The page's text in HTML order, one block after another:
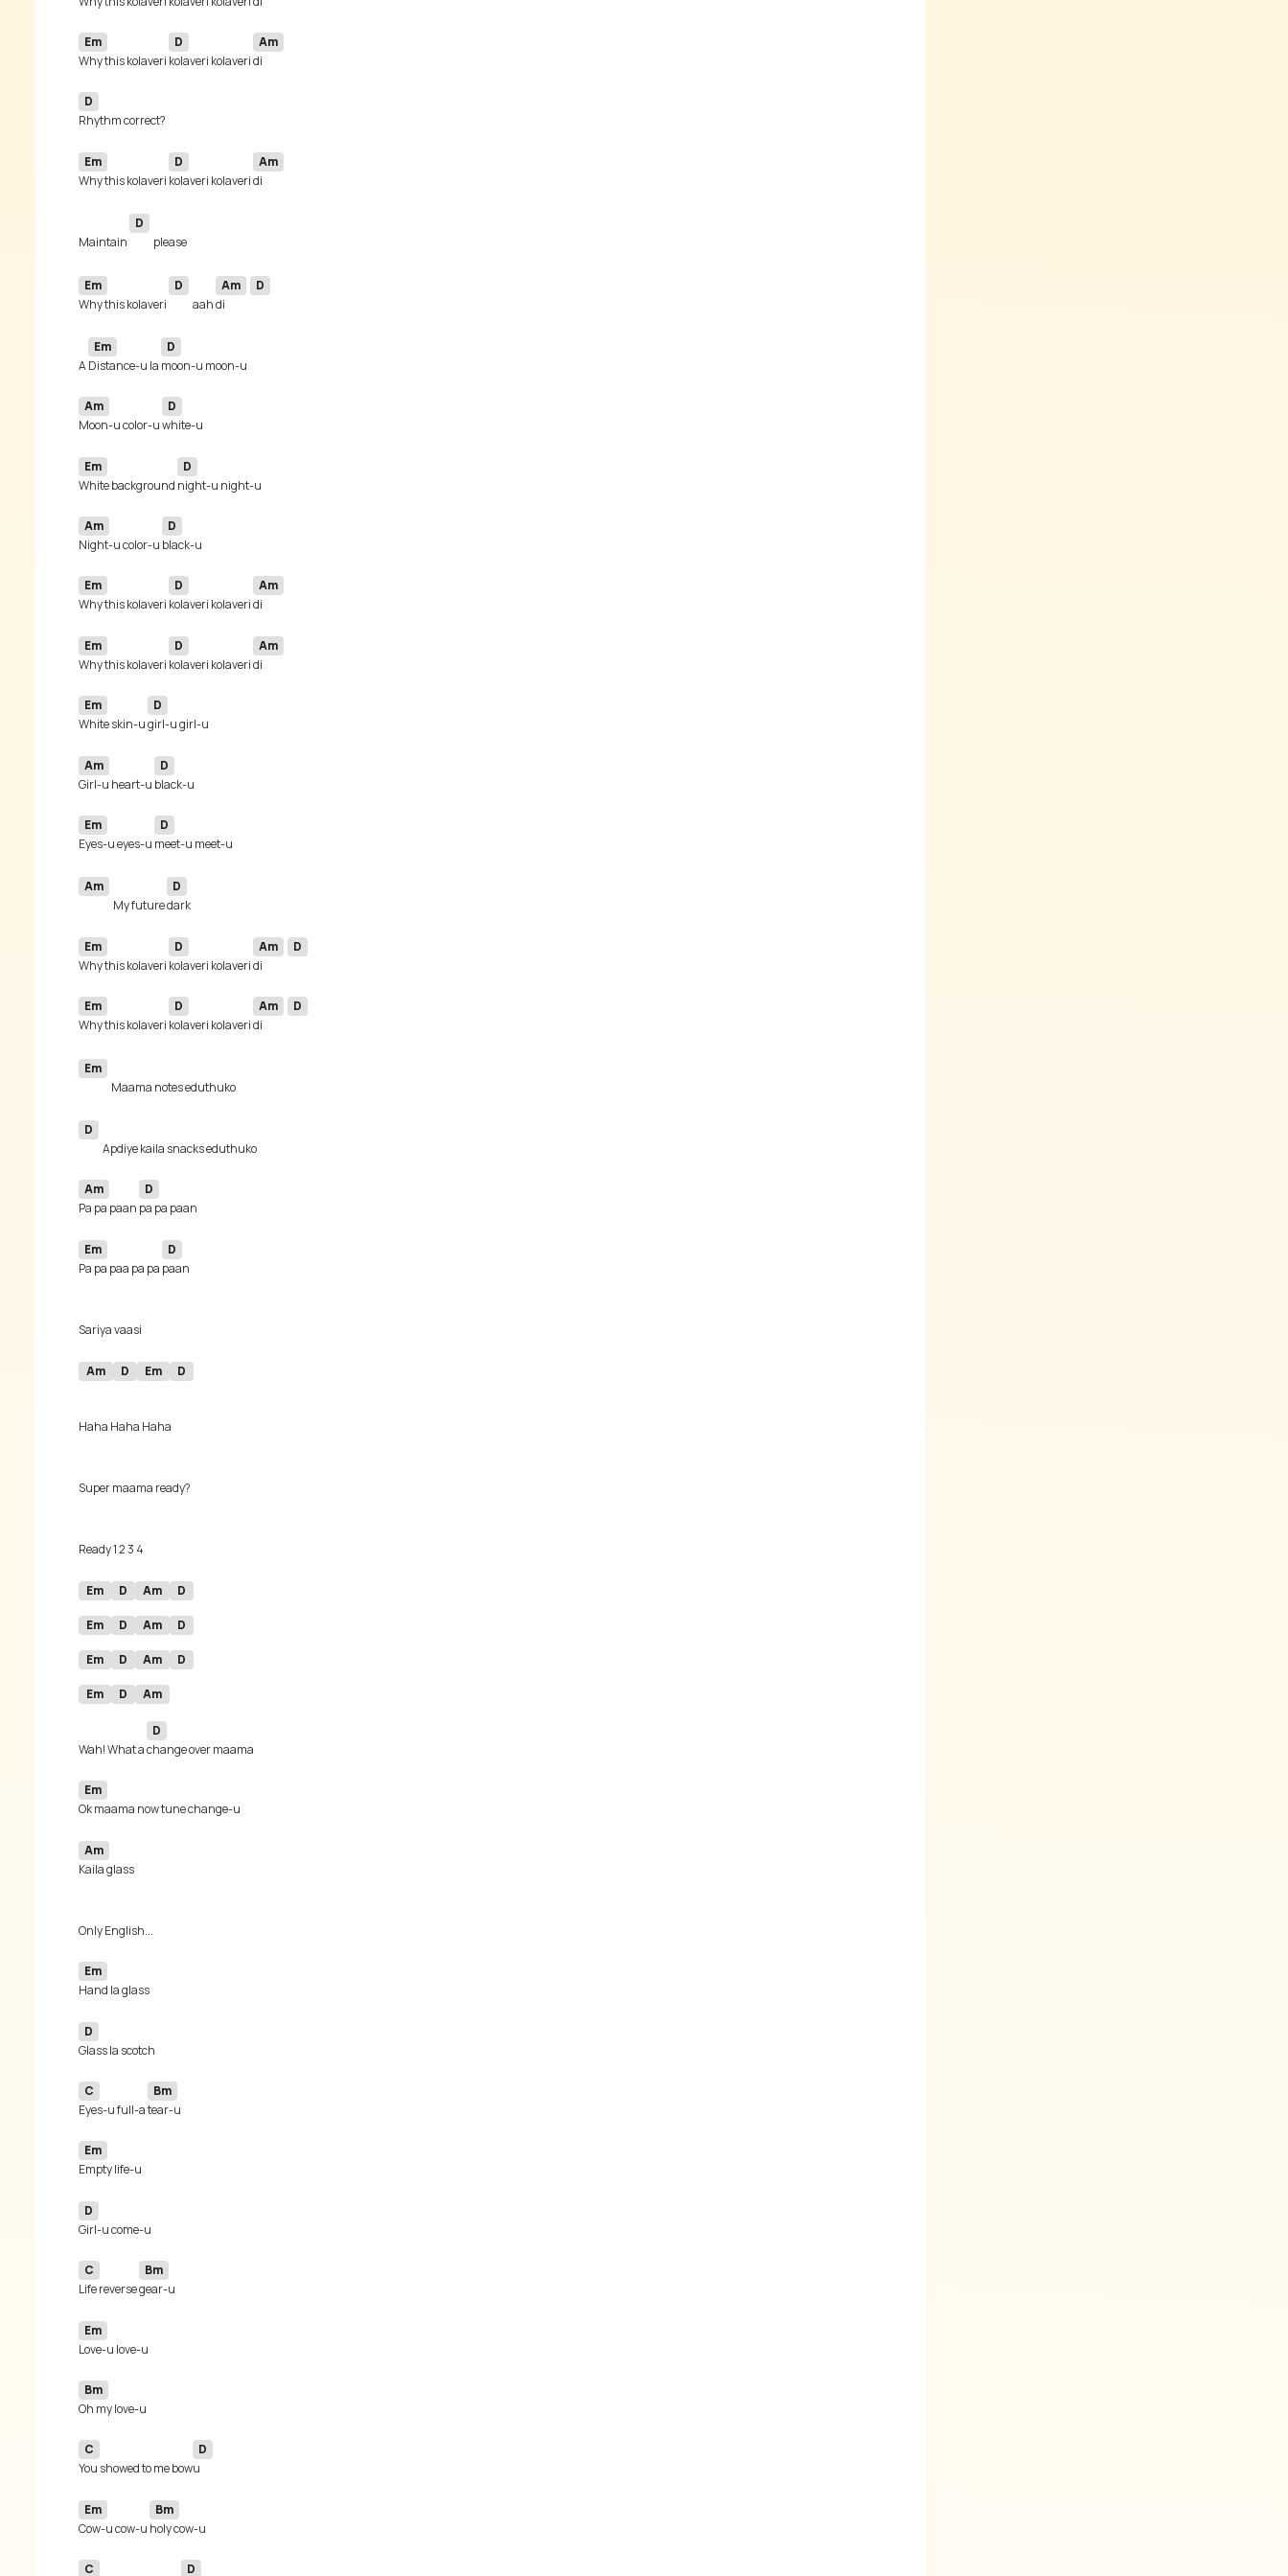
Em
Why this kolaveri
D
kolaveri kolaveri
Am
D
Em
Why this kolaveri
D
kolaveri kolaveri
Am
Maintain
D
Em
Why this kolaveri
D
aah
Am
di
D
A
Em
Distance-u la
D
Am
Moon-u color-u
D
Em
White background
D
Am
Night-u color-u
D
Em
Why this kolaveri
D
kolaveri kolaveri
Am
Em
Why this kolaveri
D
kolaveri kolaveri
Am
Em
White skin-u
D
Am
Girl-u heart-u
D
Em
Eyes-u eyes-u
D
Am
My future
D
Em
Why this kolaveri
D
kolaveri kolaveri
Am
di
D
Em
Why this kolaveri
D
kolaveri kolaveri
Am
di
D
Em
D
Am
Pa pa paan
D
Em
Pa pa paa pa pa
D
Am D Em D
Em D Am D
Em D Am D
Em D Am D
Em D Am
Wah! What a
D
Em
Am
Em
D
C
Eyes-u full-a
Bm
Em
D
C
Life reverse
Bm
Em
Bm
C
You showed to me bow
D
Em
Cow-u cow-u
Bm
C D